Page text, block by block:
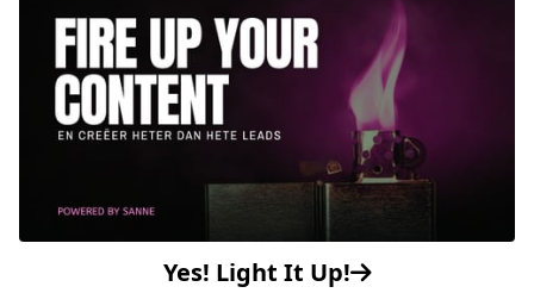
Yes! Light It Up!